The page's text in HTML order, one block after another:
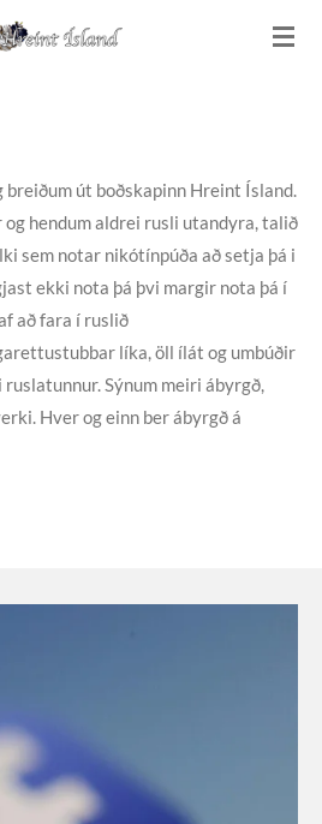
breiðum út boðskapinn Hreint Ísland.
hendum aldrei rusli utandyra, talið
sem notar nikótínpúða að setja þá i
ekki nota þá þvi margir nota þá í
að fara í ruslið
líka, öll ílát og umbúðir
Sýnum meiri ábyrgð,
Hver og einn ber ábyrgð á